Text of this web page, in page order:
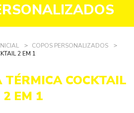
COPOS PERSONALIZADOS
2 EM 1
TÉRMICA COCKTAIL
2 EM 1